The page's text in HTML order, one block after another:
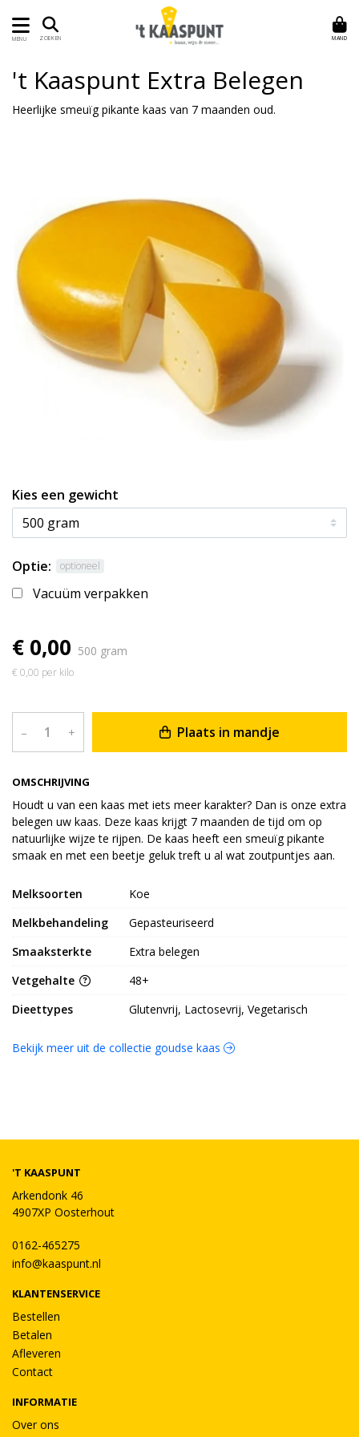
MENU ZOEKEN MAND
OMSCHRIJVING
Houdt u van een kaas met iets meer karakter? Dan is onze extra
belegen uw kaas. Deze kaas krijgt 7 maanden de tijd om op
natuurlijke wijze te rijpen. De kaas heeft een smeuïg pikante
smaak en met een beetje geluk treft u al wat zoutpuntjes aan.
't Kaaspunt Extra Belegen
Heerlijke smeuïg pikante kaas van 7 maanden oud.
Kies een gewicht
Optie: optioneel
Vacuüm verpakken
€ 0,00 500 gram
€ 0,00 per kilo
– + Plaats in mandje
Melksoorten
Koe
Melkbehandeling
Gepasteuriseerd
Smaaksterkte
Extra belegen
Vetgehalte
48+
Dieettypes
Glutenvrij, Lactosevrij, Vegetarisch
Bekijk meer uit de collectie goudse kaas
'T KAASPUNT
Arkendonk 46
4907XP Oosterhout
0162-465275
info@kaaspunt.nl
KLANTENSERVICE
Bestellen
Betalen
Afleveren
Contact
INFORMATIE
Over ons